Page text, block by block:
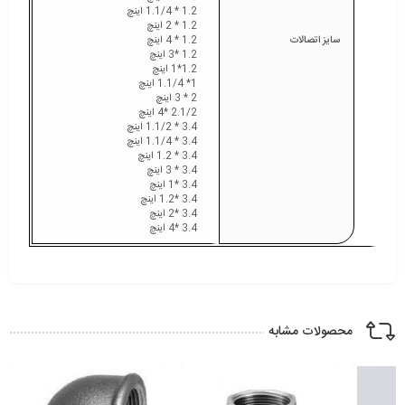
سایز اتصالات
1.2 * 1.1/4 اینچ
1.2 * 2 اینچ
1.2 * 4 اینچ
1.2 *3 اینچ
1.2*1 اینچ
1* 1.1/4 اینچ
2 * 3 اینچ
2.1/2 *4 اینچ
3.4 * 1.1/2 اینچ
3.4 * 1.1/4 اینچ
3.4 * 1.2 اینچ
3.4 * 3 اینچ
3.4 *1 اینچ
3.4 *1.2 اینچ
3.4 *2 اینچ
3.4 *4 اینچ
محصولات مشابه